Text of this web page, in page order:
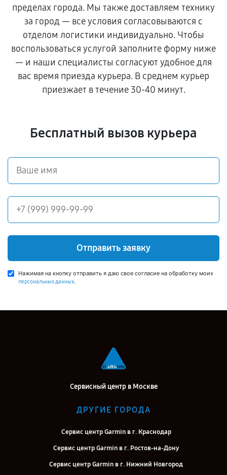
пределах города. Мы также доставляем технику
за город — все условия согласовываются с
отделом логистики индивидуально. Чтобы
воспользоваться услугой заполните форму ниже
— и наши специалисты согласуют удобное для
вас время приезда курьера. В среднем курьер
приезжает в течение 30-40 минут.
Бесплатный вызов курьера
Отправить заявку
Нажимая на кнопку отправить я даю свое согласие на обработку моих
персональных данных.
Сервисный центр в Москве
ДРУГИЕ ГОРОДА
Сервис центр Garmin в г. Краснодар
Сервис центр Garmin в г. Ростов-на-Дону
Сервис центр Garmin в г. Нижний Новгород